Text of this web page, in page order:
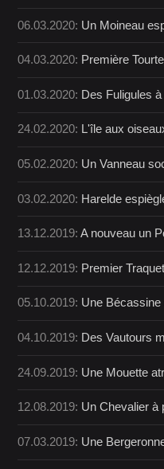
06.03.2020: Un Moineau
04.03.2020: Première
01.03.2020: Des Fuligules
24.02.2020: L'île aux
05.02.2020: Un Vanneau
03.02.2020: Harelde
13.12.2019:A nouveau un
12.12.2019: Premier
05.10.2019: Une Bécassine
04.10.2019: Des Vautours
24.09.2019: Une Mouette
12.08.2019: Un Chevalier à
07.03.2019: Une